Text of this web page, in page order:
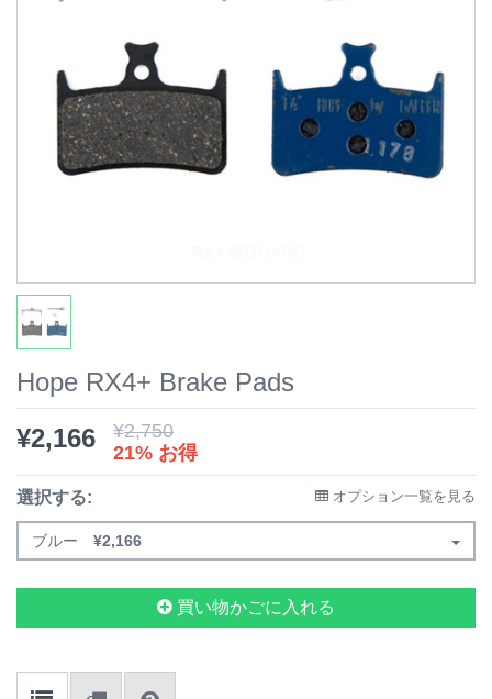
Hope RX4+ Brake Pads
¥2,166 ¥2,750
21% お得
選択する: オプション一覧を見る
ブルー ¥2,166
買い物かごに入れる